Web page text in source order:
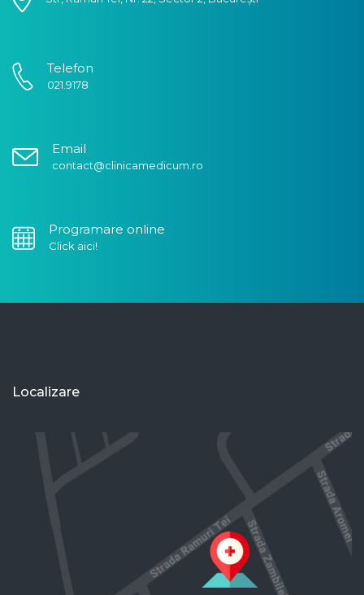
Telefon
021.9178
Email
contact@clinicamedicum.ro
Programare online
Click aici!
Localizare